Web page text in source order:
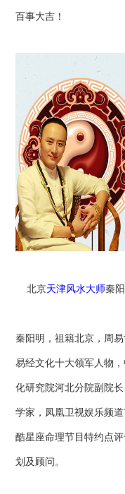
百事大吉！
北京天津风水大师秦
秦阳明，祖籍北京，周
易经文化十大领军人物
化研究院河北分院副院
学家，凤凰卫视娱乐频
酷星座命理节目特约点
划及顾问。